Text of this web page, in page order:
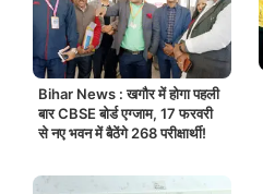
Bihar News : खगौर में होगा पहली
बार CBSE बोर्ड एग्जाम, 17 फरवरी
से नए भवन में बैठेंगे 268 परीक्षार्थी!